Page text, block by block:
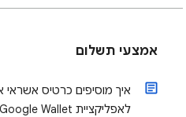
אמצעי תשלום
איך מוסיפים כרטיס אשראי
לאפליקציית Google Wallet